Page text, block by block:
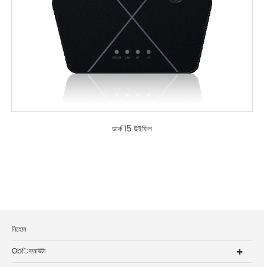
ডার্ক 15 উইফিল
নিহোম
Obিবআউটা